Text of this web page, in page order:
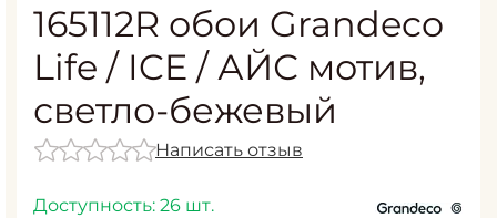
165112R обои Grandeco
Life / ICE / АЙС мотив,
светло-бежевый
Написать отзыв
Доступность: 26 шт.